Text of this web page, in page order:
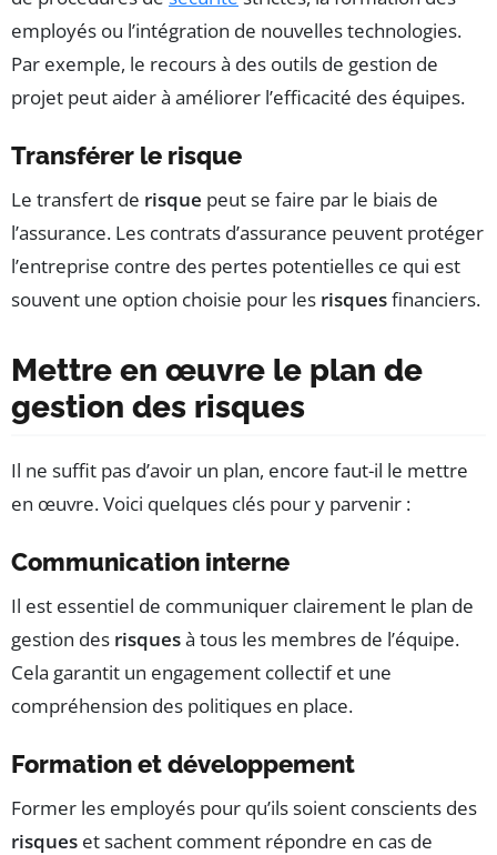
employés ou l’intégration de nouvelles technologies.
Par exemple, le recours à des outils de gestion de
projet peut aider à améliorer l’efficacité des équipes.
Transférer le risque
Le transfert de risque peut se faire par le biais de
l’assurance. Les contrats d’assurance peuvent protéger
l’entreprise contre des pertes potentielles ce qui est
souvent une option choisie pour les risquesfinanciers.
Mettre en œuvre le plan de
gestion des risques
Il ne suffit pas d’avoir un plan, encore faut-il le mettre
en œuvre. Voici quelques clés pour y parvenir :
Communication interne
Il est essentiel de communiquer clairement le plan de
gestion des risquesà tous les membres de l’équipe.
Cela garantit un engagement collectif et une
compréhension des politiques en place.
Formation et développement
Former les employés pour qu’ils soient conscients des
risques et sachent comment répondre en cas de